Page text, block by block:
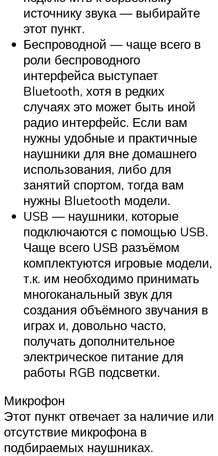
источнику звука — выбирайте
этот пункт.
Беспроводной — чаще всего в
роли беспроводного
интерфейса выступает
Bluetooth, хотя в редких
случаях это может быть иной
радио интерфейс. Если вам
нужны удобные и практичные
наушники для вне домашнего
использования, либо для
занятий спортом, тогда вам
нужны Bluetooth модели.
USB — наушники, которые
подключаются с помощью USB.
Чаще всего USB разъёмом
комплектуются игровые модели,
т.к. им необходимо принимать
многоканальный звук для
создания объёмного звучания в
играх и, довольно часто,
получать дополнительное
электрическое питание для
работы RGB подсветки.
Микрофон
Этот пункт отвечает за наличие или
отсутствие микрофона в
подбираемых наушниках.